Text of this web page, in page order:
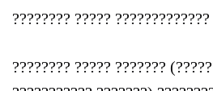
???????? ????? ?????????????
???????? ????? ???????